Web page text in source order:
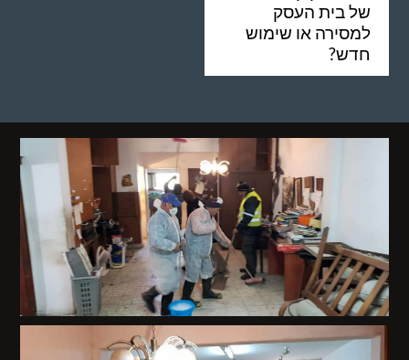
של בית העסק
למסירה או שימוש
חדש?